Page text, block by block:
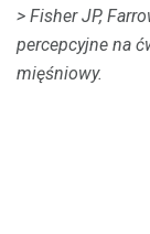
> Fisher JP,
percepcyjne na
mięśniowy.